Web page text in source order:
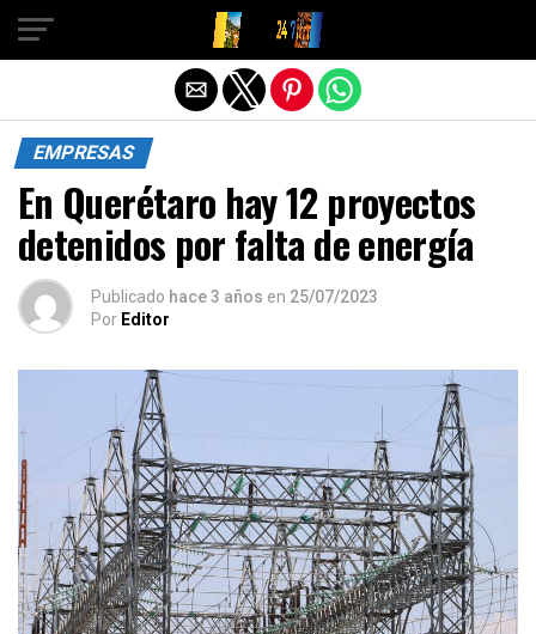
EMPRESAS
En Querétaro hay 12 proyectos
detenidos por falta de energía
Publicado hace 3 años en 25/07/2023
Por Editor
Salir de la versión móvil